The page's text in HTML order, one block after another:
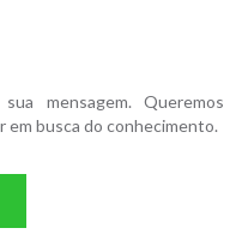
mensagem. Queremos
em busca do conhecimento.